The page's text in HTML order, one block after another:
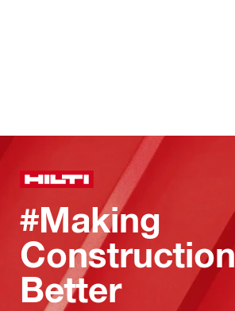
#Making
Construction
Better